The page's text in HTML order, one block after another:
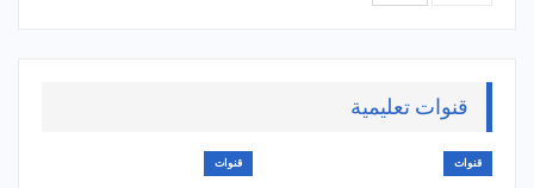
قنوات تعليمية
قنوات قنوات